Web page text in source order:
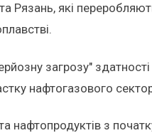
Рязань, які
загрозу"
нафтогазового
нафтопродуктів з